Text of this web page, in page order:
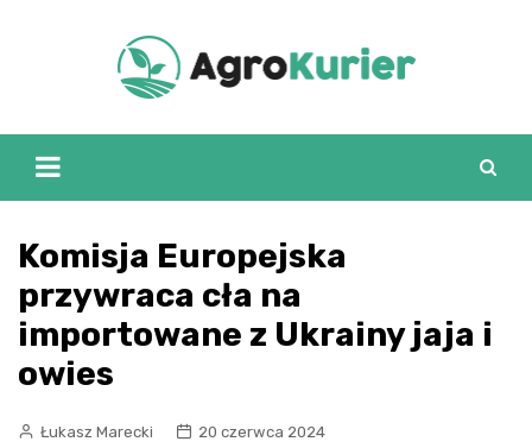
Komisja Europejska
przywraca cła na
importowane z Ukrainy jaja i
owies
Łukasz Marecki
20 czerwca 2024